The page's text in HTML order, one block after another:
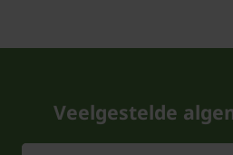
Japanse esdoorn optimaal
prachtige boompje in een
Veelgestelde